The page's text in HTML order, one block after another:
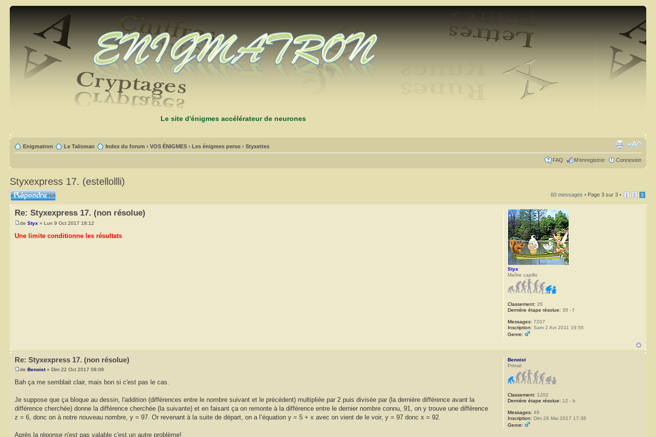
Le site d'énigmes accélérateur de neurones
Enigmatron Le Talisman Index du forum ‹ VOS ÉNIGMES ‹ Les énigmes perso ‹ Styxettes
FAQ M’enregistrer Connexion
Styxexpress 17. (estellollli)
Répondre 60 messages • Page 3 sur 3 • 1 2 3
Re: Styxexpress 17. (non résolue)
de Styx » Lun 9 Oct 2017 18:12
Une limite conditionne les résultats
Styx
Maître capillo
Classement: 26
Dernière étape résolue: 38 - f
Messages: 7207
Inscription: Sam 2 Avr 2011 19:56
Genre:
Re: Styxexpress 17. (non résolue)
de Benoist» Dim 22 Oct 2017 08:09
Bah ça me semblait clair, mais bon si c'est pas le cas.
Je suppose que ça bloque au dessin, l'addition (différences entre le nombre suivant et le précédent) multipliée par 2 puis divisée par (la dernière différence avant la
différence cherchée) donne la différence cherchée (la suivante) et en faisant ça on remonte à la différence entre le dernier nombre connu, 91, on y trouve une différence
z = 6, donc on à notre nouveau nombre, y = 97. Or revenant à la suite de départ, on a l’équation y = 5 + x avec on vient de le voir, y = 97 donc x = 92.
Après la réponse n'est pas valable c'est un autre problème!
Benoist
Primal
Classement: 1202
Dernière étape résolue: 12 - b
Messages: 49
Inscription: Dim 28 Mai 2017 17:38
Genre: